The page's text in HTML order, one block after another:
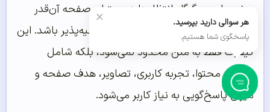
صفحه است. گوگل انتظار دارد محتوای صفحه آن‌قدر
ارزشمند باشد که ایندکس شدن آن توجیه‌پذیر باشد. این
کیفیت فقط به متن محدود نمی‌شود، بلکه شامل
ساختار محتوا، تجربه کاربری، تصاویر، هدف صفحه و
میزان پاسخ‌گویی به نیاز کاربر می‌شود.
× هر سوالی دارید بپرسید.
پاسخگوی شما هستیم.